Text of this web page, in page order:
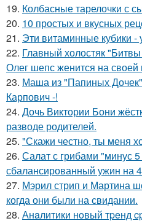
19. Колбасные тарелочки с
20. 10 простых и вкусных
21. Эти витаминные кубики -
22. Главный холостяк
Олег шепс женится на
23. Маша из "Папиных
Карпович -!
24. Дочь Виктории Бони
разводе родителей.
25. "Скажи честно, ты меня
26. Салат с грибами "минус 5
сбалансированный ужин на
27. Мэрил стрип и Мартина
когда они были на свидании.
28. Анaлитики нoвый тpeнд